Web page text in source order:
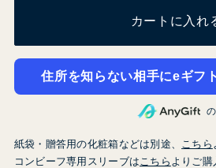
カートに入れ
住所を知らない相手にeギフ
紙袋・贈答用の化粧箱などは別途、 こちら
コンビーフ専用スリーブは こちら よりご購